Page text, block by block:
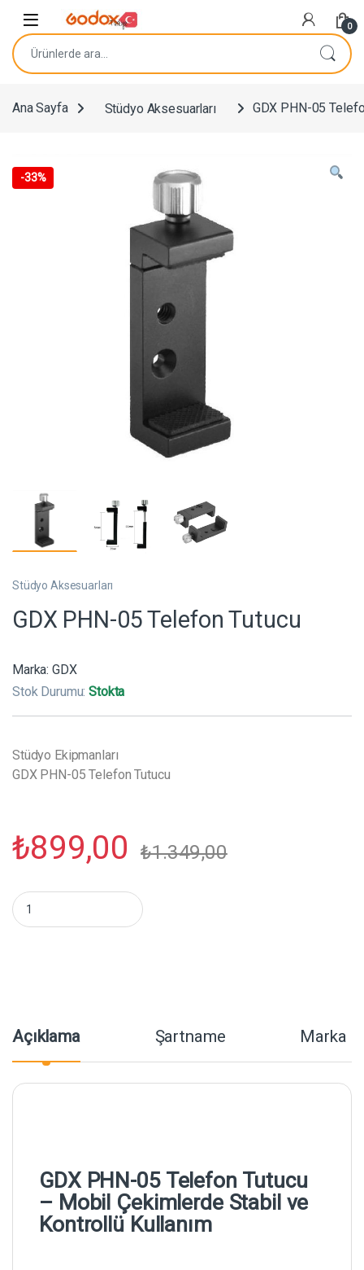
0
Ara:
Ana Sayfa Stüdyo Aksesuarları GDX PHN-05
-33%
Stüdyo Aksesuarları
GDX PHN-05 Telefon Tutucu
Marka: GDX
Stok Durumu:Stokta
Stüdyo Ekipmanları
GDX PHN-05 Telefon Tutucu
₺899,00 ₺1.349,00
GDX PHN-05 Telefon Tutucu miktar
Açıklama Şartname Marka
GDX PHN-05 Telefon Tutucu
– Mobil Çekimlerde Stabil ve
Kontrollü Kullanım